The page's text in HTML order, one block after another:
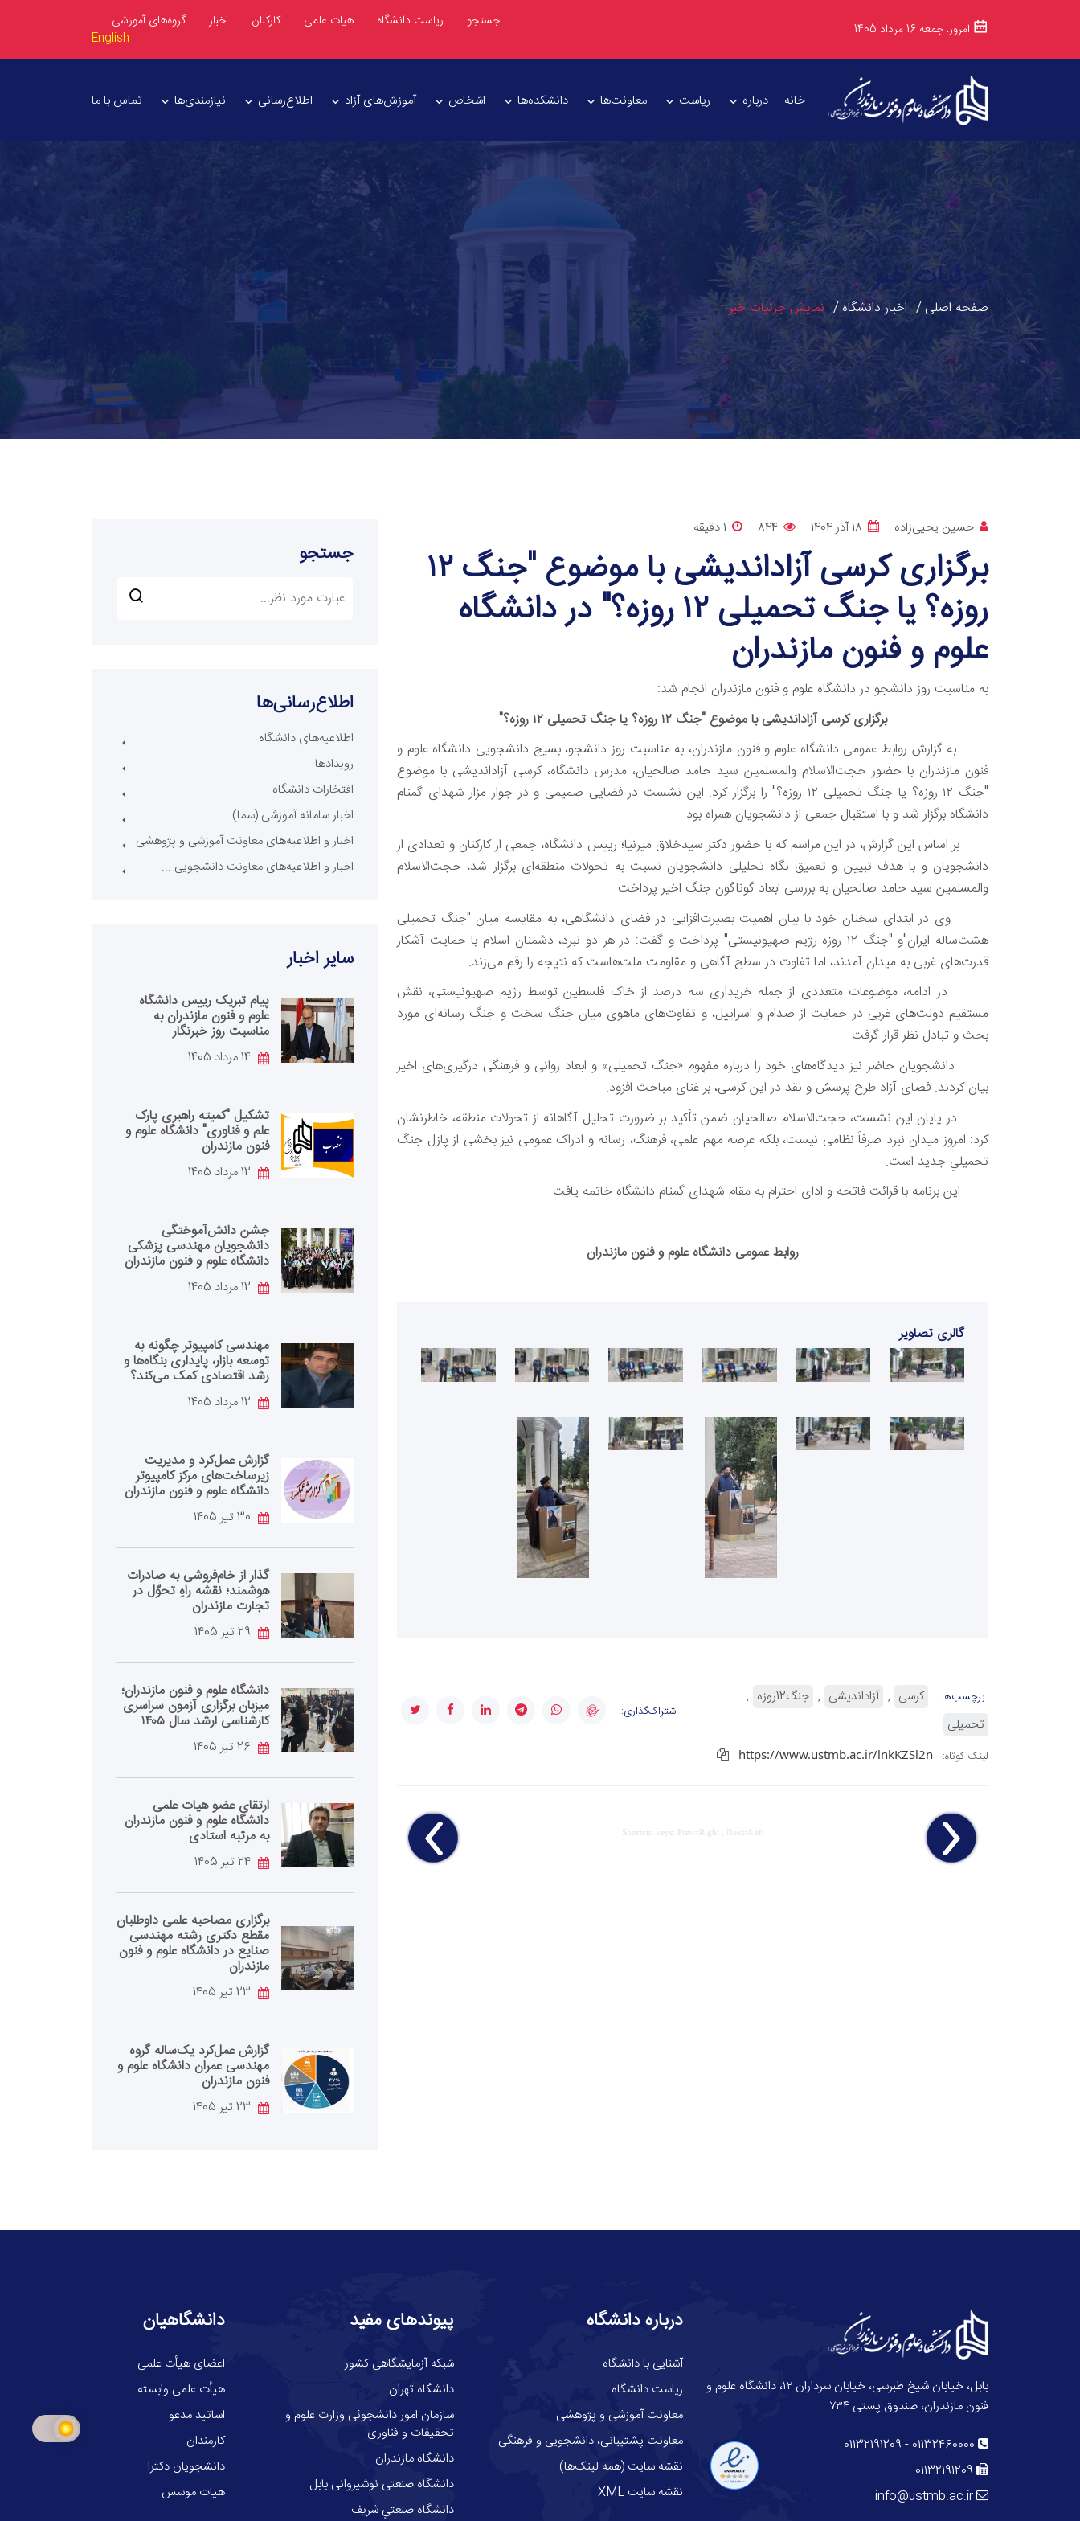
امروز: جمعه 16 مرداد 1405 جستجو ریاست دانشگاه هیات علمی کارکنان اخبار
گروه‌های آموزشی
English
خانه درباره ریاست معاونت‌ها دانشکده‌ها اشخاص آموزش‌های آزاد اطلاع‌رسانی نیازمندی‌ها تماس با ما
جزئیات خبر
صفحه اصلی اخبار دانشگاه نمایش جزئیات خبر
حسین یحیی‌زاده 18 آذر 1404 844 1 دقيقه
برگزاری کرسی آزاداندیشی با موضوع "جنگ ۱۲
روزه؟ یا جنگ تحمیلی ۱۲ روزه؟" در دانشگاه
علوم و فنون مازندران
به مناسبت روز دانشجو در دانشگاه علوم و فنون مازندران انجام شد:
برگزاری کرسی آزاداندیشی با موضوع "جنگ ۱۲ روزه؟ یا جنگ تحمیلی ۱۲ روزه؟
"
به گزارش روابط عمومی دانشگاه علوم و فنون مازندران، به مناسبت روز دانشجو، بسیج دانشجویی دانشگاه علوم و
فنون مازندران با حضور حجت‌الاسلام والمسلمین سید حامد صالحیان، مدرس دانشگاه، کرسی آزاداندیشی با موضوع
"جنگ ۱۲ روزه؟ یا جنگ تحمیلی ۱۲ روزه؟
" را برگزار کرد. این نشست در فضایی صمیمی و در جوار مزار شهدای گمنام
دانشگاه برگزار شد و با استقبال جمعی از دانشجویان همراه بود.
بر اساس این گزارش، در این مراسم که با حضور دکتر سیدخلاق میرنیا؛ رییس دانشگاه، جمعی از کارکنان و تعدادی از
دانشجویان و با هدف تبیین و تعمیق نگاه تحلیلی دانشجویان نسبت به تحولات منطقه‌ای برگزار شد، حجت‌الاسلام
والمسلمین سید حامد صالحیان به بررسی ابعاد گوناگون جنگ اخیر پرداخت.
وی در ابتدای سخنان خود با بیان اهمیت بصیرت‌افزایی در فضای دانشگاهی، به مقایسه میان "جنگ تحمیلی
هشت‌ساله ایران"و "جنگ ۱۲ روزه رژیم صهیونیستی
" پرداخت و گفت: در هر دو نبرد، دشمنان اسلام با حمایت آشکار
قدرت‌های غربی به میدان آمدند، اما تفاوت در سطح آگاهی و مقاومت ملت‌هاست که نتیجه را رقم می‌زند.
در ادامه، موضوعات متعددی از جمله خریداری سه درصد از خاک فلسطین توسط رژیم صهیونیستی، نقش
مستقیم دولت‌های غربی در حمایت از صدام و اسراییل، و تفاوت‌های ماهوی میان جنگ سخت و جنگ رسانه‌ای مورد
بحث و تبادل نظر قرار گرفت.
دانشجویان حاضر نیز دیدگاه‌های خود را درباره مفهوم «جنگ تحمیلی» و ابعاد روانی و فرهنگی درگیری‌های اخیر
بیان کردند. فضای آزاد طرح پرسش و نقد در این کرسی، بر غنای مباحث افزود.
در پایان این نشست، حجت‌الاسلام صالحیان ضمن تأکید بر ضرورت تحلیل آگاهانه از تحولات منطقه، خاطرنشان
کرد: امروز میدان نبرد صرفاً نظامی نیست، بلکه عرصه مهم علمی، فرهنگ، رسانه و ادراک عمومی نیز بخشی از پازل جنگ
تحمیلیِ جدید است.
این برنامه با قرائت فاتحه و ادای احترام به مقام شهدای گمنام دانشگاه خاتمه یافت.
روابط عمومی دانشگاه علوم و فنون مازندران
گالری تصاویر
برچسب‌ها: کرسی آزاداندیشی
جنگ12روزه
تحمیلی
اشتراک‌گذاری:
لینک کوتاه: https://www.ustmb.ac.ir/lnkKZSl2n
Shortcut keys: Prev=Right , Next=Left
جستجو
اطلاع‌رسانی‌ها
اطلاعیه‌های دانشگاه
رویدادها
افتخارات دانشگاه
اخبار سامانه آموزشی (سما)
اخبار و اطلاعیه‌های معاونت آموزشی و پژوهشی
اخبار و اطلاعیه‌های معاونت دانشجویی ...
سایر اخبار
پیام تبریک رییس دانشگاه
علوم و فنون مازندران به
مناسبت روز خبرنگار
تشکیل "کمیته راهبری پارک
علم و فناوری" دانشگاه علوم و
فنون مازندران
جشن دانش‌آموختگی
دانشجویان مهندسی پزشکی
دانشگاه علوم و فنون مازندران
مهندسی کامپیوتر چگونه به
توسعه بازار، پایداری بنگاه‌ها و
رشد اقتصادی کمک می‌کند؟
گزارش عمل‌کرد و مدیریت
زیرساخت‌های مرکز کامپیوتر
دانشگاه علوم و فنون مازندران
گذار از خام‌فروشی به صادرات
هوشمند؛ نقشه راهِ تحوّل در
تجارت مازندران
دانشگاه علوم و فنون مازندران؛
میزبان برگزاری آزمون سراسری
کارشناسی‌ ارشد سال ۱۴۰۵
ارتقای عضو هیات علمی
دانشگاه علوم و فنون مازندران
به مرتبه استادی
برگزاری مصاحبه علمی داوطلبان
مقطع دکتری رشته مهندسی
صنایع در دانشگاه علوم و فنون
مازندران
گزارش عمل‌کرد یک‌ساله گروه
مهندسی عمران دانشگاه علوم و
فنون مازندران
بابل، خیابان شیخ طبرسی، خیابان سرداران ۱۲، دانشگاه علوم و
فنون مازندران، صندوق پستی ۷۳۴
01132460000
-
01132191209
01132191209
info@ustmb.ac.ir
درباره دانشگاه
آشنایی با دانشگاه
ریاست دانشگاه
معاونت آموزشی و پژوهشی
معاونت پشتیبانی، دانشجویی و فرهنگی
نقشه سایت (همه لینک‌ها)
نقشه سایت XML
پیوندهای مفید
شبکه آزمایشگاهی کشور
دانشگاه تهران
سازمان امور دانشجوئی وزارت علوم و
تحقیقات و فناوری
دانشگاه مازندران
دانشگاه صنعتی نوشیروانی بابل
دانشگاه صنعتي شريف
دانشگاهیان
اعضای هیأت علمی
هیأت علمی وابسته
اساتید مدعو
کارمندان
دانشجویان دکترا
هیات موسس